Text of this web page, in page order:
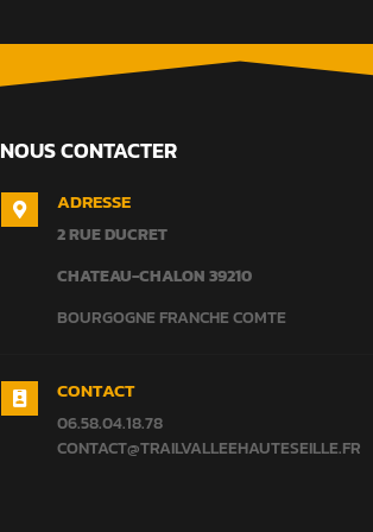
NOUS CONTACTER
 ADRESSE
2 RUE DUCRET
CHATEAU-CHALON39210
BOURGOGNE FRANCHE COMTE
 CONTACT
06.58.04.18.78
CONTACT@TRAILVALLEEHAUTESEILLE.FR